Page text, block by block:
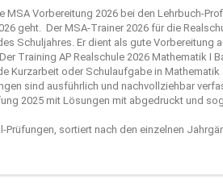
MSA Vorbereitung 2026 bei den Lehrbuch-
geht. Der MSA-Trainer 2026 für die
Schuljahres. Er dient als gute Vorbereitung
Training AP Realschule 2026 Mathematik I
oder Schulaufgabe in Mathematik
sind ausführlich und nachvollziehbar
2025 mit Lösungen mit abgedruckt und
sortiert nach den einzelnen